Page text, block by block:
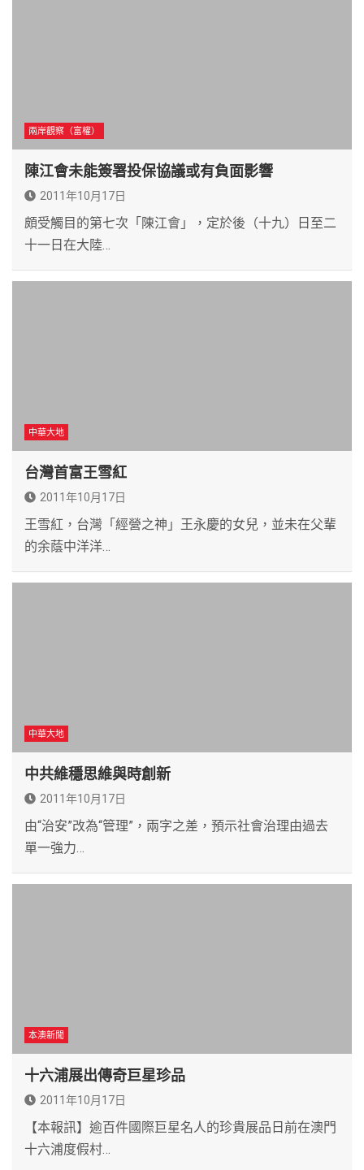
兩岸觀察（富權）
陳江會未能簽署投保協議或有負面影響
2011年10月17日
頗受觸目的第七次「陳江會」，定於後（十九）日至二
十一日在大陸…
中華大地
台灣首富王雪紅
2011年10月17日
王雪紅，台灣「經營之神」王永慶的女兒，並未在父輩
的余蔭中洋洋…
中華大地
中共維穩思維與時創新
2011年10月17日
由“治安”改為“管理”，兩字之差，預示社會治理由過去
單一強力…
本澳新聞
十六浦展出傳奇巨星珍品
2011年10月17日
【本報訊】逾百件國際巨星名人的珍貴展品日前在澳門
十六浦度假村…